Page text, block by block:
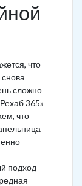
что
сложно
365»
что
подход —